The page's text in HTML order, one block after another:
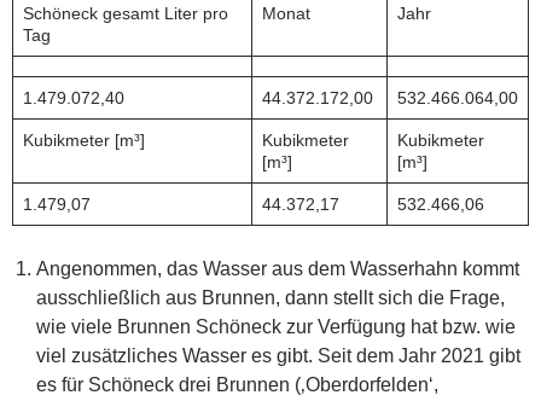
Schöneck gesamt Liter pro
Tag
Monat Jahr
1.479.072,40 44.372.172,00 532.466.064,00
Kubikmeter [m³]
Kubikmeter
[m³]
Kubikmeter
[m³]
1.479,07 44.372,17 532.466,06
Angenommen, das Wasser aus dem Wasserhahn kommt
ausschließlich aus Brunnen, dann stellt sich die Frage,
wie viele Brunnen Schöneck zur Verfügung hat bzw. wie
viel zusätzliches Wasser es gibt. Seit dem Jahr 2021 gibt
es für Schöneck drei Brunnen (‚Oberdorfelden‘,